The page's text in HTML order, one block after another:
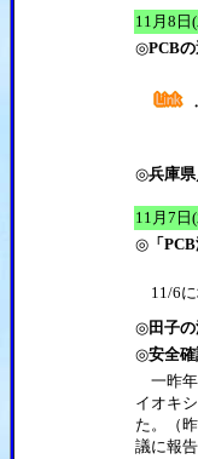
11月8日
◎PCB
・
◎兵庫
11月7日
◎「
11/6に
◎田子
◎安全
一昨年
イオキ
た。（
議に報